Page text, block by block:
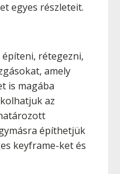
egyes részleteit.
építeni, rétegezni,
amely
is magába
az
építhetjük
keyframe-ket és